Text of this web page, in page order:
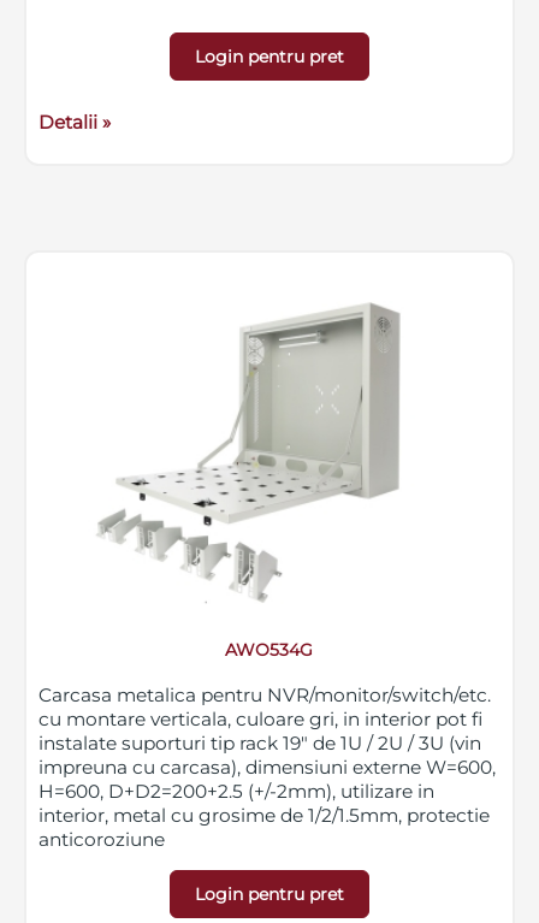
Login pentru pret
Detalii »
AWO534G
Carcasa metalica pentru NVR/monitor/switch/etc.
cu montare verticala, culoare gri, in interior pot fi
instalate suporturi tip rack 19" de 1U / 2U / 3U (vin
impreuna cu carcasa), dimensiuni externe W=600,
H=600, D+D2=200+2.5 (+/-2mm), utilizare in
interior, metal cu grosime de 1/2/1.5mm, protectie
anticoroziune
Login pentru pret